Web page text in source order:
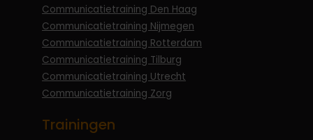
Communicatietraining Den Haag
Communicatietraining Nijmegen
Communicatietraining Rotterdam
Communicatietraining Tilburg
Communicatietraining Utrecht
Communicatietraining Zorg
Trainingen